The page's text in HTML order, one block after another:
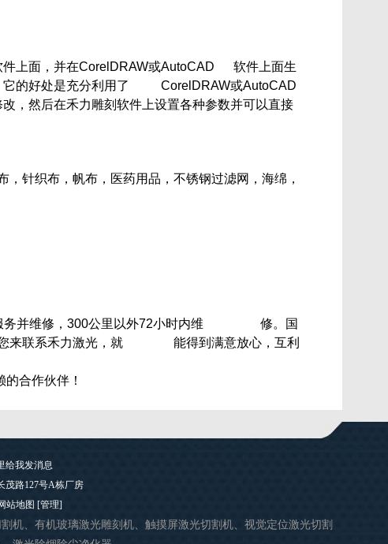
件上面，并在CorelDRAW或AutoCAD 软件上面生
它的好处是充分利用了 CorelDRAW或AutoCAD
，然后在禾力雕刻软件上设置各种参数并可以直接
针织布，帆布，医药用品，不锈钢过滤网，海绵，
并维修， 300公里以外72小时内维 修。国
来联系禾力激光，就 能得到满意放心，互利
合作伙伴！
茂路127号A栋厂房
站地图 [管理]
机、有机玻璃激光雕刻机、触摸屏激光切割机、视觉定位激光切割